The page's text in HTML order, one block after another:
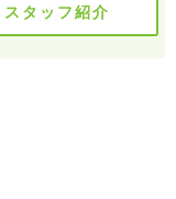
スタッフ紹介